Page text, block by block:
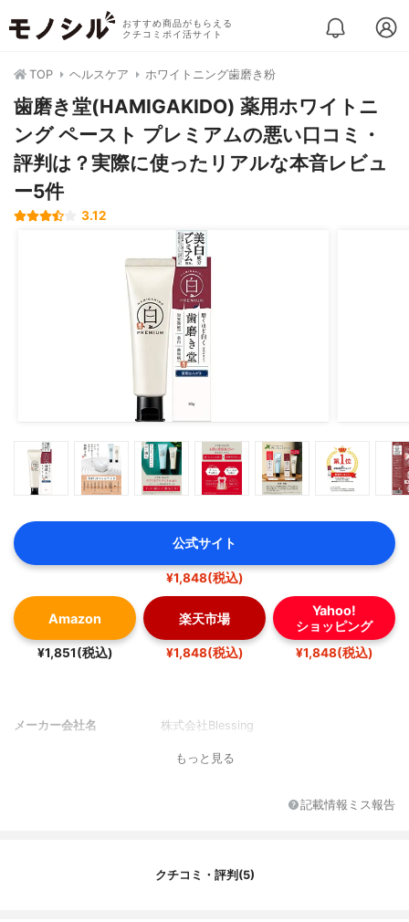
おすすめ商品がもらえる
クチコミポイ活サイト
TOP ヘルスケア ホワイトニング歯磨き粉
歯磨き堂(HAMIGAKIDO) 薬用ホワイトニ
ング ペースト プレミアムの悪い口コミ・
評判は？実際に使ったリアルな本音レビュ
ー5件
3.12
公式サイト
¥1,848(税込)
Amazon
¥1,851(税込)
楽天市場
¥1,848(税込)
Yahoo!
ショッピング
¥1,848(税込)
メーカー会社名 株式会社Blessing
もっと見る
記載情報ミス報告
クチコミ・評判(5)